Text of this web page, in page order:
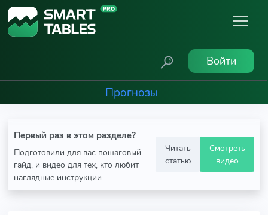
Войти
Прогнозы
Первый раз в этом разделе?
Подготовили для вас пошаговый
гайд, и видео для тех, кто любит
наглядные инструкции
Читать
статью
Смотреть
видео